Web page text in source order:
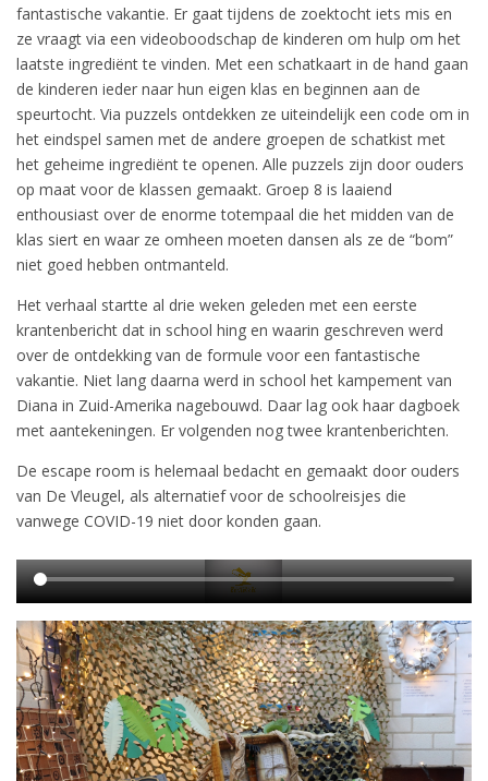
fantastische vakantie. Er gaat tijdens de zoektocht iets mis en
ze vraagt via een videoboodschap de kinderen om hulp om het
laatste ingrediënt te vinden. Met een schatkaart in de hand gaan
de kinderen ieder naar hun eigen klas en beginnen aan de
speurtocht. Via puzzels ontdekken ze uiteindelijk een code om in
het eindspel samen met de andere groepen de schatkist met
het geheime ingrediënt te openen. Alle puzzels zijn door ouders
op maat voor de klassen gemaakt. Groep 8 is laaiend
enthousiast over de enorme totempaal die het midden van de
klas siert en waar ze omheen moeten dansen als ze de “bom”
niet goed hebben ontmanteld.
Het verhaal startte al drie weken geleden met een eerste
krantenbericht dat in school hing en waarin geschreven werd
over de ontdekking van de formule voor een fantastische
vakantie. Niet lang daarna werd in school het kampement van
Diana in Zuid-Amerika nagebouwd. Daar lag ook haar dagboek
met aantekeningen. Er volgenden nog twee krantenberichten.
De escape room is helemaal bedacht en gemaakt door ouders
van De Vleugel, als alternatief voor de schoolreisjes die
vanwege COVID-19 niet door konden gaan.